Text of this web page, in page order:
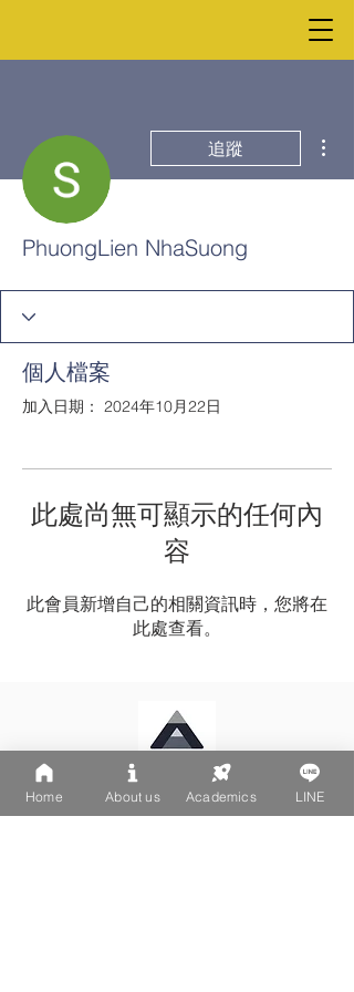
追蹤
PhuongLien NhaSuong
個人檔案
加入日期： 2024年10月22日
此處尚無可顯示的任何內
容
此會員新增自己的相關資訊時，您將在
此處查看。
LINE: @502fvguc
Home About us Academics LINE